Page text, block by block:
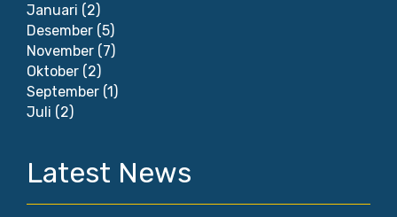
Januari (2)
Desember (5)
November (7)
Oktober (2)
September (1)
Juli (2)
Latest News